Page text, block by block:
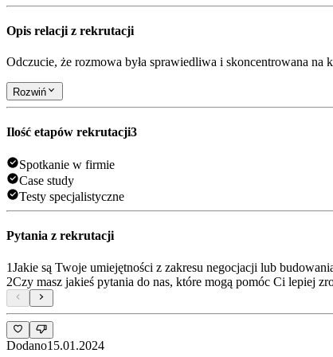
Opis relacji z rekrutacji
Odczucie, że rozmowa była sprawiedliwa i skoncentrowana na
Rozwiń
Ilość etapów rekrutacji3
Spotkanie w firmie
Case study
Testy specjalistyczne
Pytania z rekrutacji
1Jakie są Twoje umiejętności z zakresu negocjacji lub
2Czy masz jakieś pytania do nas, które mogą pomóc Ci lepiej
Dodano15.01.2024